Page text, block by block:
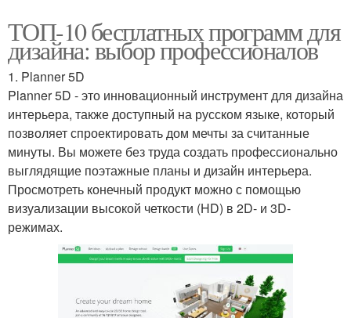
ТОП-10 бесплатных программ для
дизайна: выбор профессионалов
1. Planner 5D
Planner 5D - это инновационный инструмент для дизайна
интерьера, также доступный на русском языке, который
позволяет спроектировать дом мечты за считанные
минуты. Вы можете без труда создать профессионально
выглядящие поэтажные планы и дизайн интерьера.
Просмотреть конечный продукт можно с помощью
визуализации высокой четкости (HD) в 2D- и 3D-
режимах.